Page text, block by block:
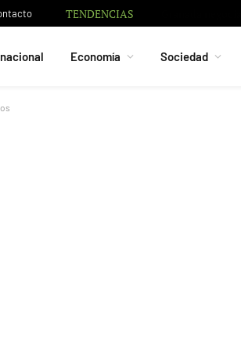
TENDENCIAS
Economía Sociedad